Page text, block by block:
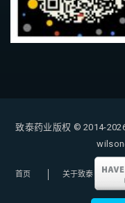
致泰药业版权 © 2014-
首页 关于致泰